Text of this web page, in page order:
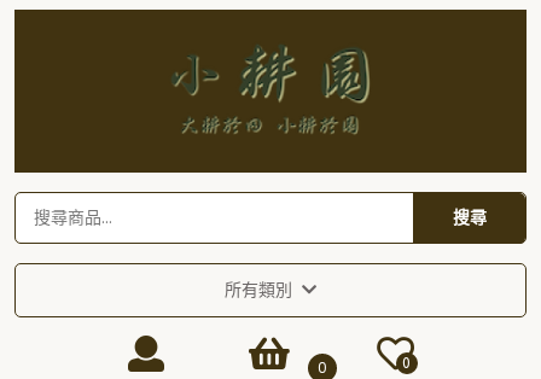
Skip
搜尋關鍵字:
搜尋
所有類別
Login
shopping
0 0